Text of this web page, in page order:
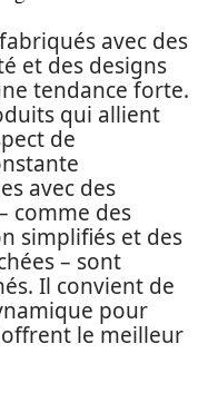
avec des
et des designs
tendance forte.
qui allient
de
avec des
comme des
simplifiés et des
– sont
Il convient de
pour
le meilleur